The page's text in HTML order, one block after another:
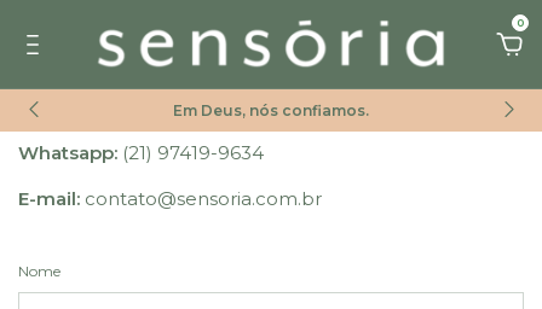
0
Em Deus, nós confiamos.
Whatsapp: (21) 97419-9634
E-mail: contato@sensoria.com.br
Nome